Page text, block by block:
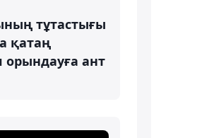
тұтастығы
қатаң
орындауға ант